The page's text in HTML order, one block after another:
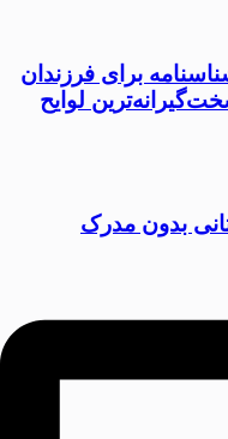
(از صدور ۲۶ هزار شناسنامه برای فرزندان
لوایح
بدون مدرک